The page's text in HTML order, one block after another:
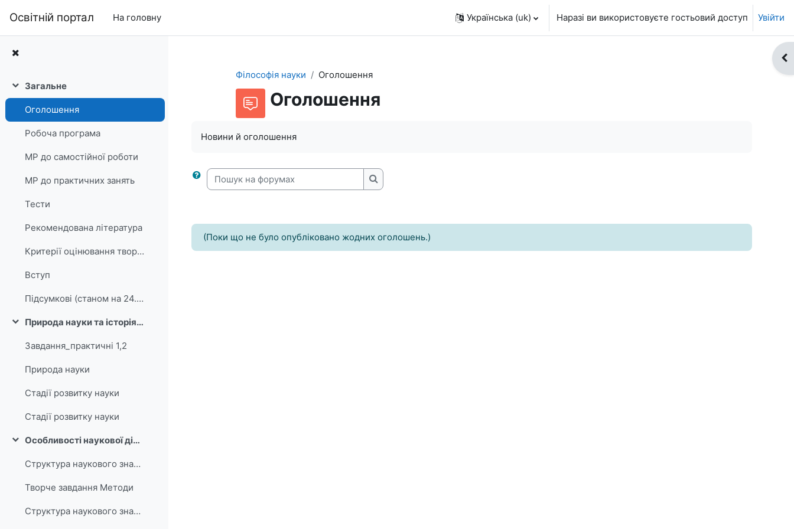
Освітній портал На головну Українська ‎(uk)‎ Наразі ви використовуєте гостьовий доступ Увійти
Згорнути
Загальне
Оголошення
Робоча програма
МР до самостійної роботи
МР до практичних занять
Тести
Рекомендована література
Критерії оцінювання творчих завдань
Вступ
Підсумкові (станом на 24.05)
Згорнути Природа науки та історія філософії науки
Завдання_практичні 1,2
Природа науки
Стадії розвитку науки
Стадії розвитку науки
Згорнути Особливості наукової діяльності, структура наукового знання
Структура наукового знання
Творче завдання Методи
Структура наукового знання
Філософія науки
Оголошення
Оголошення
Новини й оголошення
Пошук на форумах
Пошук на форумах
(Поки що не було опубліковано жодних оголошень.)